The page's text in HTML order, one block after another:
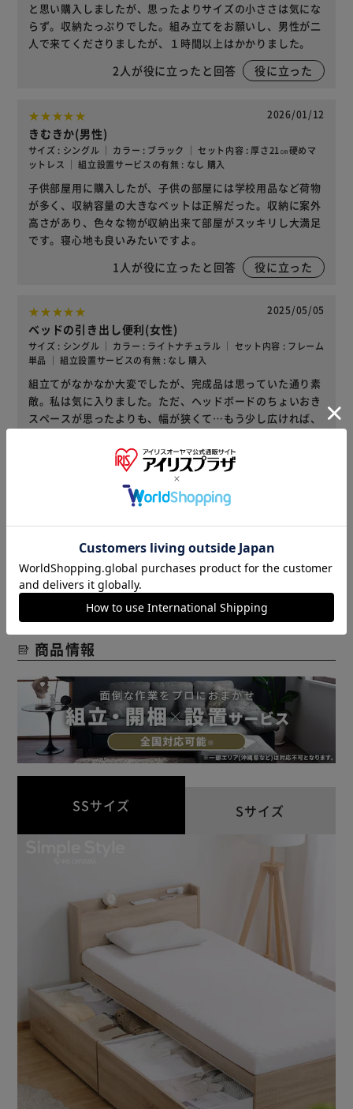
と思い購入しましたが、思ったよりサイズの小ささは気にな
らず。収納たっぷりでした。組み立てをお願いし、男性が二
人で来てくださりましたが、１時間以上はかかりました。
2 人が役に立ったと回答 役に立った
2026/01/12
きむきか(男性)
サイズ : シングル ｜ カラー : ブラック ｜ セット内容 : 厚さ21㎝硬めマ
ットレス ｜ 組立設置サービスの有無 : なし 購入
子供部屋用に購入したが、子供の部屋には学校用品など荷物
が多く、収納容量の大きなベットは正解だった。収納に案外
高さがあり、色々な物が収納出来て部屋がスッキリし大満足
です。寝心地も良いみたいですよ。
1 人が役に立ったと回答 役に立った
2025/05/05
ベッドの引き出し便利(女性)
サイズ : シングル ｜ カラー : ライトナチュラル ｜ セット内容 : フレーム
単品 ｜ 組立設置サービスの有無 : なし 購入
組立てがなかなか大変でしたが、完成品は思っていた通り素
敵。私は気に入りました。ただ、ヘッドボードのちょいおき
スペースが思ったよりも、幅が狭くて…もう少し広ければ、
認してイメージをもっと膨らませばよかったかも？でも気に
入りましたので大事に長く使いたいです。
人が役に立ったと回答
レビューをもっと見る
商品情報
SSサイズ Sサイズ